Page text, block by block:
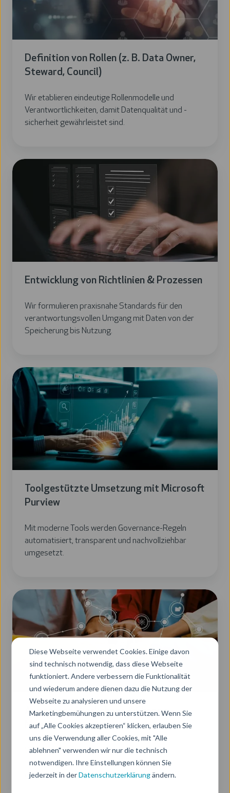
Diese Webseite verwendet Cookies. Einige davon
sind technisch notwendig, dass diese Webseite
funktioniert. Andere verbessern die Funktionalität
und wiederum andere dienen dazu die Nutzung der
Webseite zu analysieren und unsere
Marketingbemühungen zu unterstützen. Wenn Sie
auf „Alle Cookies akzeptieren“ klicken, erlauben Sie
uns die Verwendung aller Cookies, mit "Alle
ablehnen" verwenden wir nur die technisch
notwendigen. Ihre Einstellungen können Sie
jederzeit in derDatenschutzerklärungändern.
Definition von Rollen (z. B. Data Owner,
Steward, Council)
Wir etablieren eindeutige Rollenmodelle und
Verantwortlichkeiten, damit Datenqualität und -
sicherheit gewährleistet sind.
Entwicklung von Richtlinien & Prozessen
Wir formulieren praxisnahe Standards für den
verantwortungsvollen Umgang mit Daten von der
Speicherung bis Nutzung.
Toolgestützte Umsetzung mit Microsoft
Purview
Mit moderne Tools werden Governance-Regeln
automatisiert, transparent und nachvollziehbar
umgesetzt.
Awareness-Workshops &Change
Management
Wir sensibilisieren Ihre Mitarbeitenden für das
Thema Datenverantwortung und begleiten die
organisatorische Verankerung.